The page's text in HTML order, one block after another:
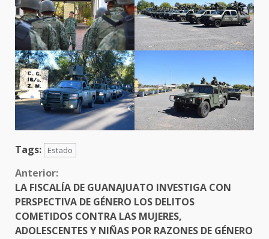
Tags: Estado
Sigue
leyendo
Anterior:
LA FISCALÍA DE GUANAJUATO INVESTIGA CON
PERSPECTIVA DE GÉNERO LOS DELITOS
COMETIDOS CONTRA LAS MUJERES,
ADOLESCENTES Y NIÑAS POR RAZONES DE GÉNERO